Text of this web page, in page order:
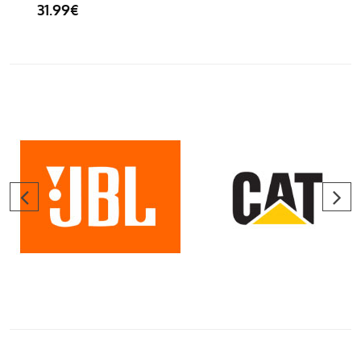
31.99€